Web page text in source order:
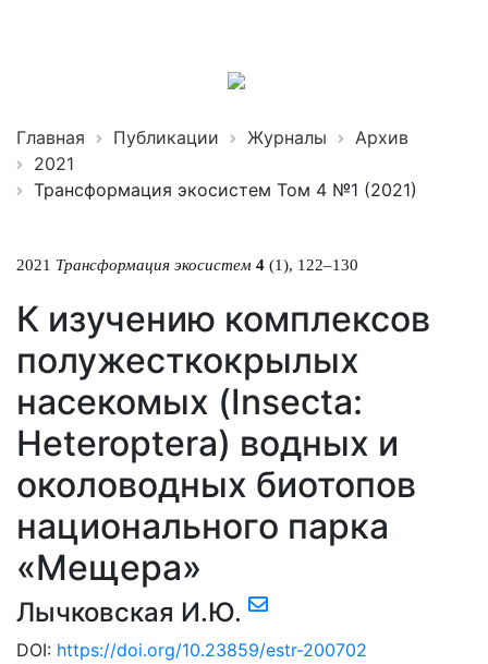
Главная Публикации Журналы
Архив
2021
Трансформация экосистем Том 4 №1 (2021)
2021 Трансформация экосистем 4 (1), 122–130
К изучению комплексов
полужесткокрылых
насекомых (Insecta:
Heteroptera) водных и
околоводных биотопов
национального парка
«Мещера»
Лычковская И.Ю.
DOI: https://doi.org/10.23859/estr-200702